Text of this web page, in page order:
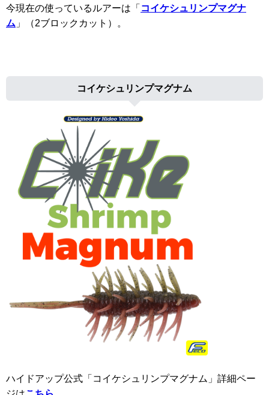
今現在の使っているルアーは「 コイケシュリンプマグナ
ム 」（2ブロックカット）。
コイケシュリンプマグナム
ハイドアップ公式「コイケシュリンプマグナム」詳細ペー